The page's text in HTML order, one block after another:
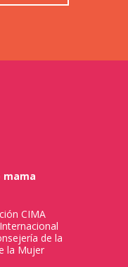
mama
CIMA
de la
la Mujer